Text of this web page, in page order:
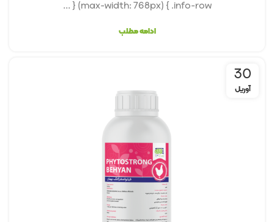
(max-width: 768px) { .info-row { ...
ادامه مطلب
30
آوریل